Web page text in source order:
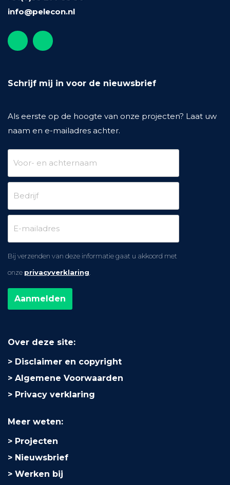
info@pelecon.nl
Schrijf mij in voor de nieuwsbrief
Als eerste op de hoogte van onze projecten? Laat uw
naam en e-mailadres achter.
Bij verzenden van deze informatie gaat u akkoord met
onze privacyverklaring
Over deze site:
Disclaimer en copyright
Algemene Voorwaarden
Privacy verklaring
Meer weten:
Projecten
Nieuwsbrief
Werken bij